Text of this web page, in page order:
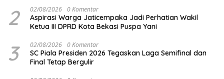
2 02/08/2026 0 Komentar
Aspirasi Warga Jaticempaka Jadi Perhatian Wakil
Ketua III DPRD Kota Bekasi Puspa Yani
3 02/08/2026 0 Komentar
SC Piala Presiden 2026 Tegaskan Laga Semifinal dan
Final Tetap Bergulir